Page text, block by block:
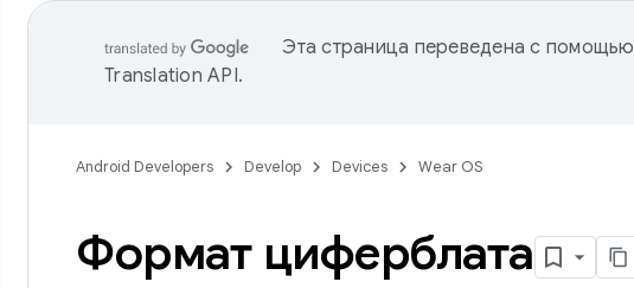
Эта страница переведена с помощью
Translation API.
Android Developers Develop Devices Wear OS
Формат циферблата